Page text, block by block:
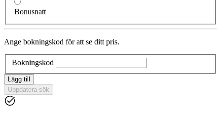
Bonusnatt
Ange bokningskod för att se ditt pris.
Bokningskod
Lägg till
Uppdatera sök